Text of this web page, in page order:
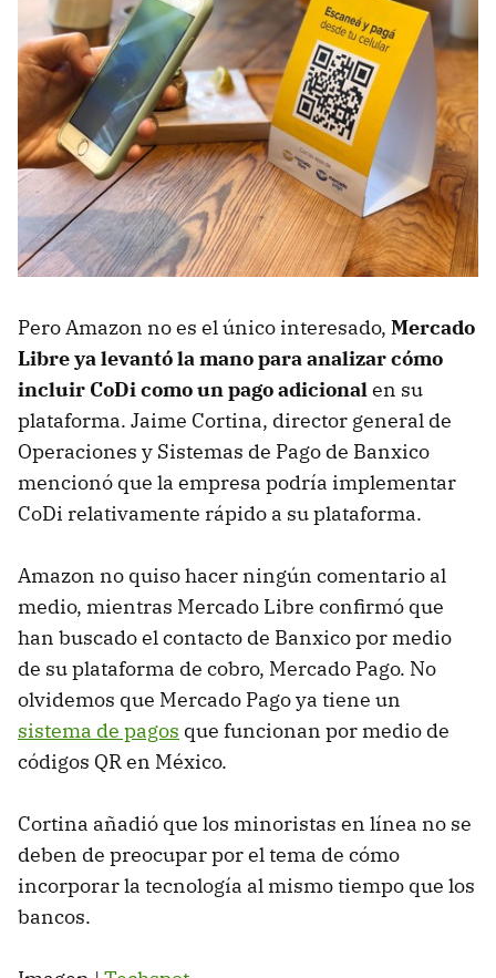
Pero Amazon no es el único interesado, Mercado
Libre ya levantó la mano para analizar cómo
incluir CoDi como un pago adicionalen su
plataforma. Jaime Cortina, director general de
Operaciones y Sistemas de Pago de Banxico
mencionó que la empresa podría implementar
CoDi relativamente rápido a su plataforma.
Amazon no quiso hacer ningún comentario al
medio, mientras Mercado Libre confirmó que
han buscado el contacto de Banxico por medio
de su plataforma de cobro, Mercado Pago. No
olvidemos que Mercado Pago ya tiene un
sistema de pagos que funcionan por medio de
códigos QR en México.
Cortina añadió que los minoristas en línea no se
deben de preocupar por el tema de cómo
incorporar la tecnología al mismo tiempo que los
bancos.